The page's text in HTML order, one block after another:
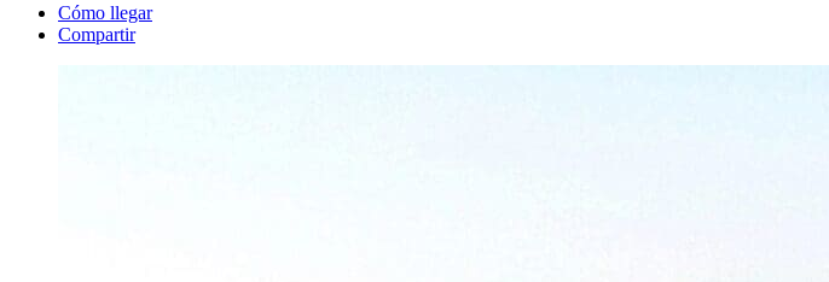
Cómo llegar
Compartir